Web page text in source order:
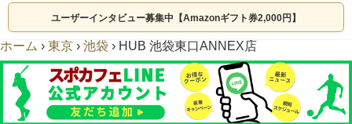
ユーザーインタビュー募集中【Amazonギフト券2,000円】
ホーム › 東京 › 池袋 › HUB 池袋東口ANNEX店